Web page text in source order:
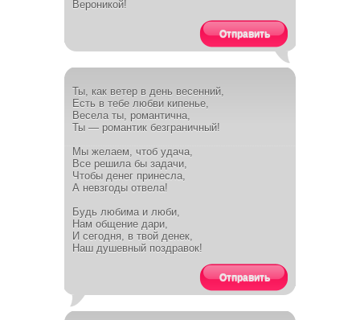
Вероникой!
Отправить
Ты, как ветер в день весенний,
Есть в тебе любви кипенье,
Весела ты, романтична,
Ты — романтик безграничный!
Мы желаем, чтоб удача,
Все решила бы задачи,
Чтобы денег принесла,
А невзгоды отвела!
Будь любима и люби,
Нам общение дари,
И сегодня, в твой денек,
Наш душевный поздравок!
Отправить